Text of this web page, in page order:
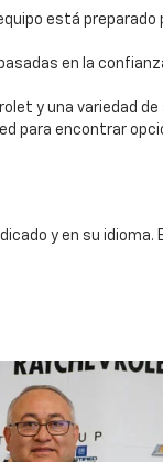
está
en la
y una variedad
para encontrar
y en su